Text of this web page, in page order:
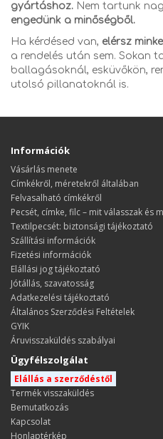
gyártáshoz. Nem tartunk
engedünk a minőségből.
Ha kérdésed van, elérsz
a rendelés után sem. Sokan
ballagásoknál, esküvőkön,
utolsó pillanatoknál is.
Információk
Vásárlás menete
​​​​​​​Címkékről, méretekről általában
Felvasalható címkékről
Pecsét, címke, filc – mit válasszak és
Textilpecsét: biztonsági tájékoztató
Szállítási információk
Fizetési információk
Elállási jog tájékoztató
Jótállás, szavatosság
Adatkezelési tájékoztató
Általános Szerződési Feltételek
GYIK
Áruvisszaküldés szabályai
Ügyfélszolgálat
Elállás a szerződéstől
Termék visszaküldés
Bemutatkozás
Kapcsolat
Honlaptérkép